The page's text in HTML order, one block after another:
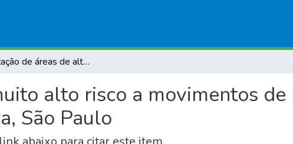
Setorização de áreas de alto e muito alto risco a movimentos de massa, enchentes e inundações: Pedreira, São Paulo
alto risco a movimentos de
São Paulo